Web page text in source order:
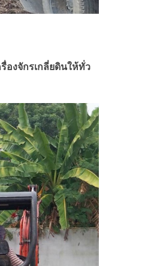
องจักรเกลี่ยดินให้ทั่ว